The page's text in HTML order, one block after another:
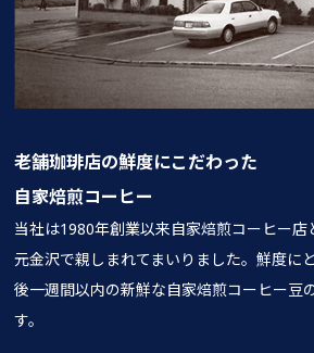
老舗珈琲店の鮮度にこだわった
自家焙煎コーヒー
当社は1980年創業以来自家焙煎コーヒー店
元金沢で親しまれてまいりました。鮮度に
後一週間以内の新鮮な自家焙煎コーヒー豆
す。